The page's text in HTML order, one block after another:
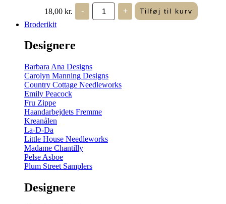
18,00 kr. -
Gütermann
Ritråd
-
+ Tilføj til kurv
Broderikit
Designere
Barbara Ana Designs
Carolyn Manning Designs
Country Cottage Needleworks
Emily Peacock
Fru Zippe
Haandarbejdets Fremme
Kreanålen
La-D-Da
Little House Needleworks
Madame Chantilly
Pelse Asboe
Plum Street Samplers
Designere